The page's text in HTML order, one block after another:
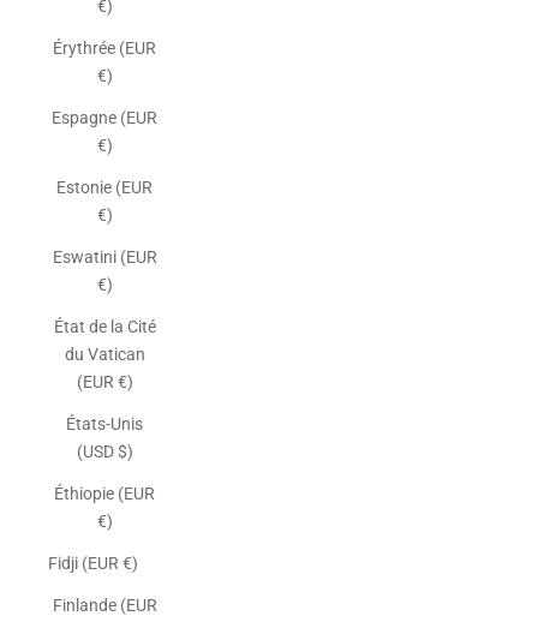
€)
Érythrée (EUR
€)
Espagne (EUR
€)
Estonie (EUR
€)
Eswatini (EUR
€)
État de la Cité
du Vatican
(EUR €)
États-Unis
(USD $)
Éthiopie (EUR
€)
Fidji (EUR €)
Finlande (EUR